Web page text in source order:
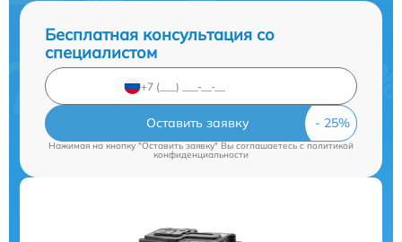
Бесплатная консультация со
специалистом
Оставить заявку
Нажимая на кнопку "Оставить заявку" Вы соглашаетесь cполитикой
конфиденциальности